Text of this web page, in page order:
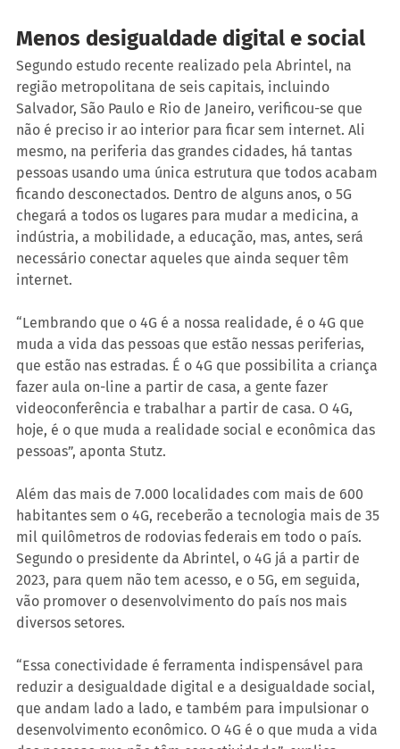
Menos desigualdade digital e social
Segundo estudo recente realizado pela Abrintel, na
região metropolitana de seis capitais, incluindo
Salvador, São Paulo e Rio de Janeiro, verificou-se que
não é preciso ir ao interior para ficar sem internet. Ali
mesmo, na periferia das grandes cidades, há tantas
pessoas usando uma única estrutura que todos acabam
ficando desconectados. Dentro de alguns anos, o 5G
chegará a todos os lugares para mudar a medicina, a
indústria, a mobilidade, a educação, mas, antes, será
necessário conectar aqueles que ainda sequer têm
internet.
“Lembrando que o 4G é a nossa realidade, é o 4G que
muda a vida das pessoas que estão nessas periferias,
que estão nas estradas. É o 4G que possibilita a criança
fazer aula on-line a partir de casa, a gente fazer
videoconferência e trabalhar a partir de casa. O 4G,
hoje, é o que muda a realidade social e econômica das
pessoas”, aponta Stutz.
Além das mais de 7.000 localidades com mais de 600
habitantes sem o 4G, receberão a tecnologia mais de 35
mil quilômetros de rodovias federais em todo o país.
Segundo o presidente da Abrintel, o 4G já a partir de
2023, para quem não tem acesso, e o 5G, em seguida,
vão promover o desenvolvimento do país nos mais
diversos setores.
“Essa conectividade é ferramenta indispensável para
reduzir a desigualdade digital e a desigualdade social,
que andam lado a lado, e também para impulsionar o
desenvolvimento econômico. O 4G é o que muda a vida